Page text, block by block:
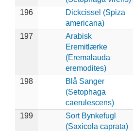
196
Dickcissel (Spiza
americana)
197
Arabisk
Eremitlærke
(Eremalauda
eremodites)
198
Blå Sanger
(Setophaga
caerulescens)
199
Sort Bynkefugl
(Saxicola caprata)